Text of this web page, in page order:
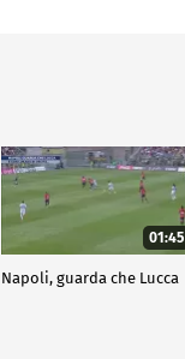
01:45
Napoli, guarda che Lucca